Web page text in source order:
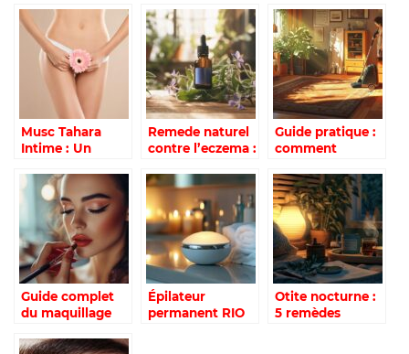
toilette pour
femme adaptée
à vos besoins
pourquoi
consulter une
esthéticienne
pour un résultat
optimal ?
qualité et
organiser
efficacement
son maquillage
Musc Tahara
Intime : Un
pour le Bien-Être
Féminin
Remede naturel
contre l’eczema :
bourrache est-
elle efficace pour
soulager les
demangeaisons
?
Guide pratique :
comment
profondeur votre
moquette
facilement et la
desodoriser
naturellement
Guide complet
du maquillage
astuces et
Épilateur
permanent RIO
Otite nocturne :
5 remèdes